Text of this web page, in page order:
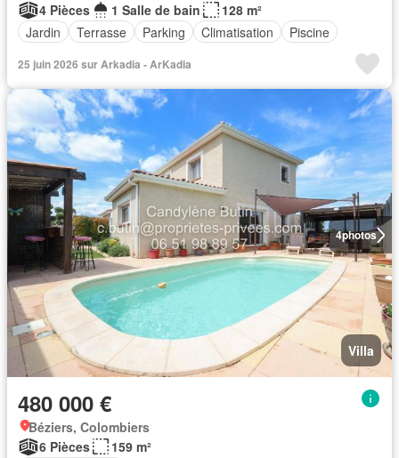
4 Pièces
1 Salle de bain
128 m²
Jardin
Terrasse Parking Climatisation Piscine
25 juin 2026 sur Arkadia - ArKadia
4photos
Villa
480 000 €
Béziers, Colombiers
6 Pièces
159 m²